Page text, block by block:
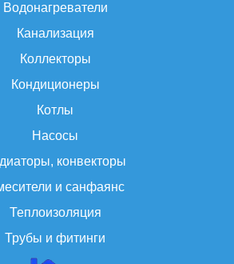
Водонагреватели
Канализация
Коллекторы
Кондиционеры
Котлы
Насосы
конвекторы
и санфаянс
Теплоизоляция
Трубы и фитинги